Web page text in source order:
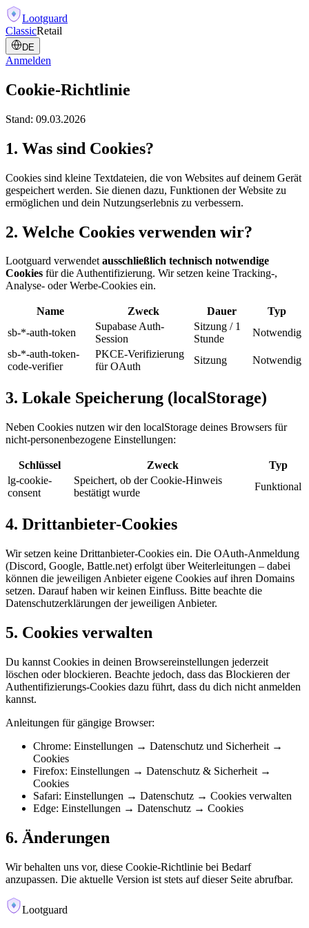
Lootguard
ClassicRetail
DE
Anmelden
Cookie-Richtlinie
Stand: 09.03.2026
1. Was sind Cookies?
Cookies sind kleine Textdateien, die von Websites auf deinem Gerät
gespeichert werden. Sie dienen dazu, Funktionen der Website zu
ermöglichen und dein Nutzungserlebnis zu verbessern.
2. Welche Cookies verwenden wir?
Lootguard verwendet ausschließlich technisch notwendige
Cookies für die Authentifizierung. Wir setzen keine Tracking-,
Analyse- oder Werbe-Cookies ein.
Name Zweck Dauer
Typ
sb-*-auth-token
Supabase Auth-
Session
Sitzung / 1
Stunde
Notwendig
sb-*-auth-token-
code-verifier
PKCE-Verifizierung
für OAuth
Sitzung Notwendig
3. Lokale Speicherung (localStorage)
Neben Cookies nutzen wir den localStorage deines Browsers für
nicht-personenbezogene Einstellungen:
Schlüssel Zweck
Typ
lg-cookie-
consent
Speichert, ob der Cookie-Hinweis
bestätigt wurde
Funktional
4. Drittanbieter-Cookies
Wir setzen keine Drittanbieter-Cookies ein. Die OAuth-Anmeldung
(Discord, Google, Battle.net) erfolgt über Weiterleitungen – dabei
können die jeweiligen Anbieter eigene Cookies auf ihren Domains
setzen. Darauf haben wir keinen Einfluss. Bitte beachte die
Datenschutzerklärungen der jeweiligen Anbieter.
5. Cookies verwalten
Du kannst Cookies in deinen Browsereinstellungen jederzeit
löschen oder blockieren. Beachte jedoch, dass das Blockieren der
Authentifizierungs-Cookies dazu führt, dass du dich nicht anmelden
kannst.
Anleitungen für gängige Browser:
Chrome: Einstellungen → Datenschutz und Sicherheit →
Cookies
Firefox: Einstellungen → Datenschutz & Sicherheit →
Cookies
Safari: Einstellungen → Datenschutz → Cookies verwalten
Edge: Einstellungen → Datenschutz → Cookies
6. Änderungen
Wir behalten uns vor, diese Cookie-Richtlinie bei Bedarf
anzupassen. Die aktuelle Version ist stets auf dieser Seite abrufbar.
Lootguard